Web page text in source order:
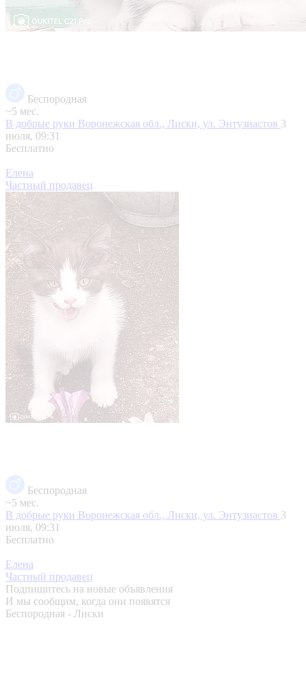
Беспородная
~5 мес.
В добрые руки Воронежская обл., Лиски, ул. Энтузиастов 3
июля, 09:31
Бесплатно
Елена
Частный продавец
Беспородная
~5 мес.
В добрые руки Воронежская обл., Лиски, ул. Энтузиастов 3
июля, 09:31
Бесплатно
Елена
Частный продавец
Подпишитесь на новые объявления
И мы сообщим, когда они появятся
Беспородная - Лиски